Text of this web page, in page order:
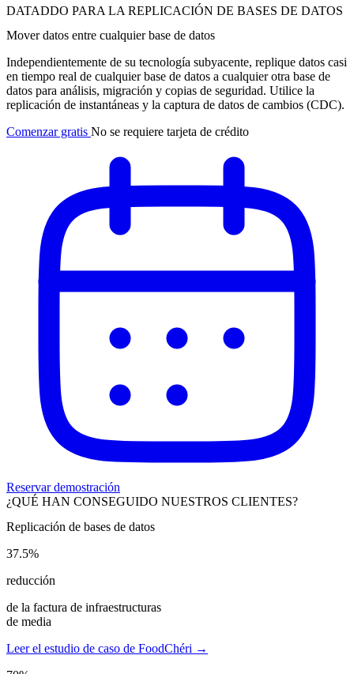
DATADDO PARA LA REPLICACIÓN DE BASES DE DATOS
Mover datos entre cualquier base de datos
Independientemente de su tecnología subyacente, replique datos casi
en tiempo real de cualquier base de datos a cualquier otra base de
datos para análisis, migración y copias de seguridad. Utilice la
replicación de instantáneas y la captura de datos de cambios (CDC).
Comenzar gratis No se requiere tarjeta de crédito
Reservar demostración
¿QUÉ HAN CONSEGUIDO NUESTROS CLIENTES?
Replicación de bases de datos
37.5%
reducción
de la factura de infraestructuras
de media
Leer el estudio de caso de FoodChéri →